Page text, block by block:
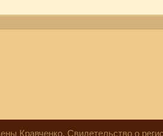
Кравченко. Свидетельство о